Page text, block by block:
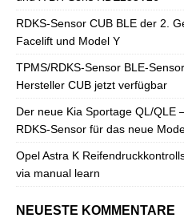
RDKS-Sensor CUB BLE der 2.
Facelift und Model Y
TPMS/RDKS-Sensor BLE-
Hersteller CUB jetzt verfügbar
Der neue Kia Sportage QL/QLE
RDKS-Sensor für das neue
Opel Astra K
via manual learn
NEUESTE KOMMENTARE